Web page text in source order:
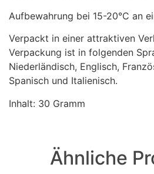
Aufbewahrung bei 15-20°C an
Verpackt in einer attraktiven
Verpackung ist in folgenden
Niederländisch, Englisch,
Spanisch und Italienisch.
Inhalt: 30 Gramm
Ähnliche